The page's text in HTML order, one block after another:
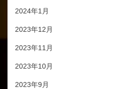
2024年1月
2023年12月
2023年11月
2023年10月
2023年9月